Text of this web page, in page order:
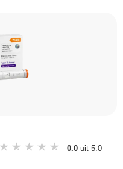
0.0 uit 5.0